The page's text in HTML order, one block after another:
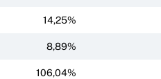
14,25%
8,89%
106,04%